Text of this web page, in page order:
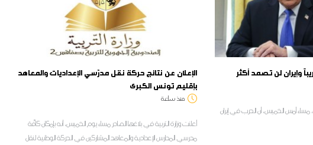
الإعلان عن نتائج حركة نقل مدرّسي الإعداديات والمعاهد
بإقليم تونس الكبرى
منذ ساعة
أعلنت وزارة التربية في بلاغها الصادر مساء يوم الخميس، أنه بإمكان كافّة
مدرسي المدارس الإعدادية والمعاهد المشاركين في الحركة الوطنية لنقل
وإيران لن تصمد أكثر
مساء أمس الخميس، أن الحرب في إيران